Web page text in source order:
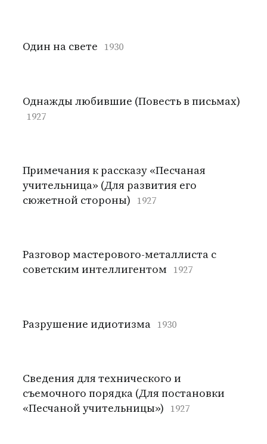
Один на свете 1930
Однажды любившие (Повесть в письмах)
1927
Примечания к рассказу «Песчаная
учительница» (Для развития его
сюжетной стороны)
1927
Разговор мастерового-металлиста с
советским интеллигентом
1927
Разрушение идиотизма 1930
Сведения для технического и
съемочного порядка (Для постановки
«Песчаной учительницы»)
1927